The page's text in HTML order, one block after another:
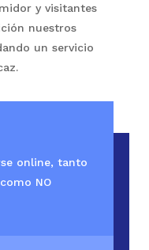
y visitantes
nuestros
un servicio
online, tanto
NO